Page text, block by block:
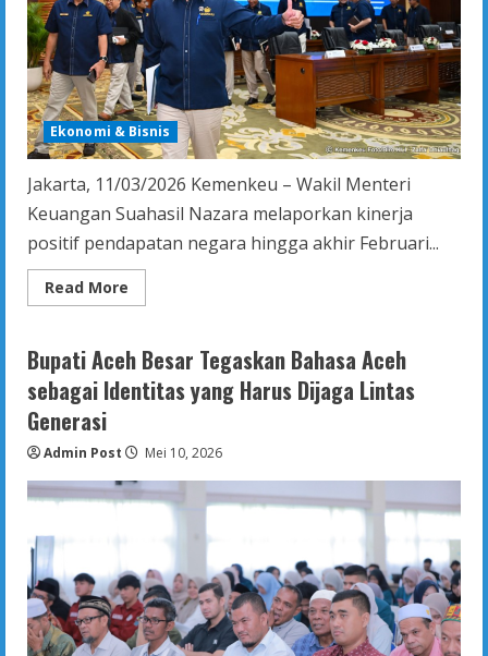
Ekonomi & Bisnis
Jakarta, 11/03/2026 Kemenkeu – Wakil Menteri
Keuangan Suahasil Nazara melaporkan kinerja
positif pendapatan negara hingga akhir Februari...
Read More
more
Pajak
Hingga
Akhir
Februari
Tumbuh
Sektor
Jadi
Motor
Utama
Bupati Aceh Besar Tegaskan Bahasa Aceh
sebagai Identitas yang Harus Dijaga Lintas
Generasi
Admin Post Mei 10, 2026